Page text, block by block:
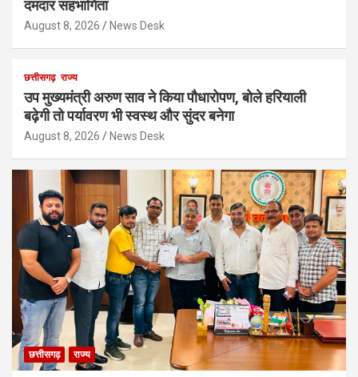
दमदार सहभागिता
August 8, 2026 News Desk
छत्तीसगढ़ राज्य
उप मुख्यमंत्री अरुण साव ने किया पौधारोपण, बोले हरियाली
बढ़ेगी तो पर्यावरण भी स्वस्थ और सुंदर बनेगा
August 8, 2026 News Desk
छत्तीसगढ़ राज्य